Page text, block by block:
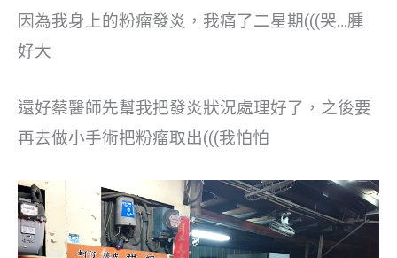
因為我身上的粉瘤發炎，我痛了二星期(((哭…腫
好大
還好蔡醫師先幫我把發炎狀況處理好了，之後要
再去做小手術把粉瘤取出(((我怕怕